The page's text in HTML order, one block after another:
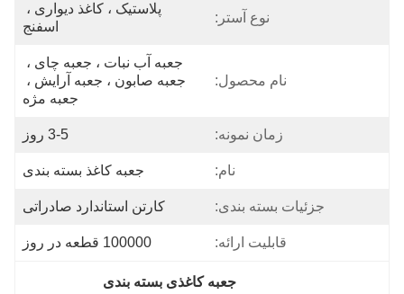
نوع آستر:
اسفنج
نام محصول:
جعبه مژه
زمان نمونه: 3-5 روز
نام: جعبه کاغذ بسته بندی
جزئیات بسته بندی: کارتن استاندارد صادراتی
قابلیت ارائه: 100000 قطعه در روز